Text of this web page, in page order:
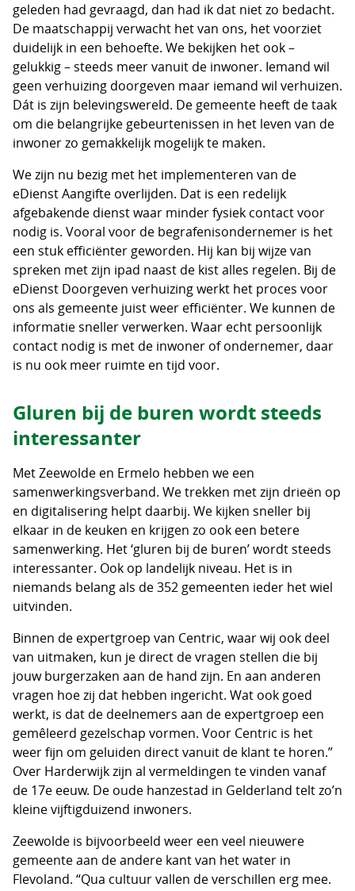
geleden had gevraagd, dan had ik dat niet zo bedacht.
De maatschappij verwacht het van ons, het voorziet
duidelijk in een behoefte. We bekijken het ook –
gelukkig – steeds meer vanuit de inwoner. Iemand wil
geen verhuizing doorgeven maar iemand wil verhuizen.
Dát is zijn belevingswereld. De gemeente heeft de taak
om die belangrijke gebeurtenissen in het leven van de
inwoner zo gemakkelijk mogelijk te maken.
We zijn nu bezig met het implementeren van de
eDienst Aangifte overlijden. Dat is een redelijk
afgebakende dienst waar minder fysiek contact voor
nodig is. Vooral voor de begrafenisondernemer is het
een stuk efficiënter geworden. Hij kan bij wijze van
spreken met zijn ipad naast de kist alles regelen. Bij de
eDienst Doorgeven verhuizing werkt het proces voor
ons als gemeente juist weer efficiënter. We kunnen de
informatie sneller verwerken. Waar echt persoonlijk
contact nodig is met de inwoner of ondernemer, daar
is nu ook meer ruimte en tijd voor.
Gluren bij de buren wordt steeds
interessanter
Met Zeewolde en Ermelo hebben we een
samenwerkingsverband. We trekken met zijn drieën op
en digitalisering helpt daarbij. We kijken sneller bij
elkaar in de keuken en krijgen zo ook een betere
samenwerking. Het ‘gluren bij de buren’ wordt steeds
interessanter. Ook op landelijk niveau. Het is in
niemands belang als de 352 gemeenten ieder het wiel
uitvinden.
Binnen de expertgroep van Centric, waar wij ook deel
van uitmaken, kun je direct de vragen stellen die bij
jouw burgerzaken aan de hand zijn. En aan anderen
vragen hoe zij dat hebben ingericht. Wat ook goed
werkt, is dat de deelnemers aan de expertgroep een
gemêleerd gezelschap vormen. Voor Centric is het
weer fijn om geluiden direct vanuit de klant te horen.”
Over Harderwijk zijn al vermeldingen te vinden vanaf
de 17e eeuw. De oude hanzestad in Gelderland telt zo’n
kleine vijftigduizend inwoners.
Zeewolde is bijvoorbeeld weer een veel nieuwere
gemeente aan de andere kant van het water in
Flevoland. “Qua cultuur vallen de verschillen erg mee.